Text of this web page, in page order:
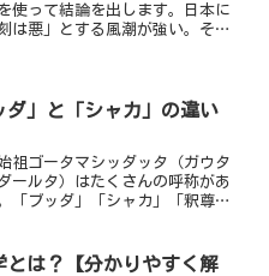
使って結論を出します。日本に
は悪」とする風潮が強い。その
ダ」と「シャカ」の違い
祖ゴータマシッダッタ（ガウタ
ールタ）はたくさんの呼称があ
「ブッダ」「シャカ」「釈尊」
とは？【分かりやすく解